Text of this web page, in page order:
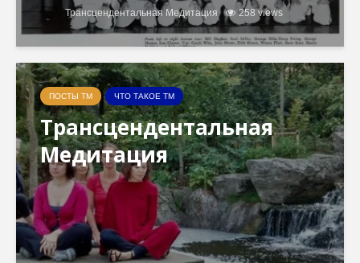
Трансцендентальная Медитация 258 views
ПОСТЫ ТМ ЧТО ТАКОЕ ТМ
Трансцендентальная
Медитация